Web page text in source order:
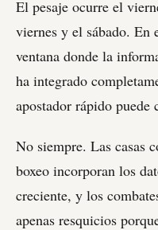
El pesaje ocurre el
viernes y el sábado. En
ventana donde la
ha integrado
apostador rápido puede
No siempre. Las casas
boxeo incorporan los
creciente, y los
apenas resquicios